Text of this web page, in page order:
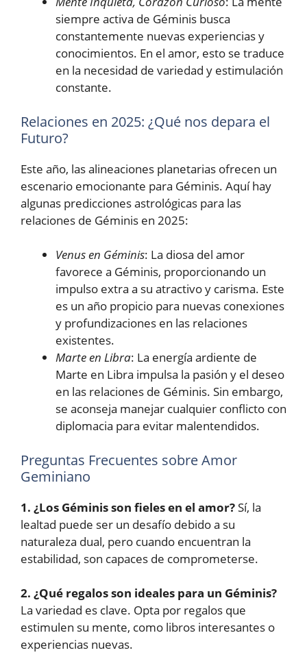
siempre activa de Géminis busca
constantemente nuevas experiencias y
conocimientos. En el amor, esto se traduce
en la necesidad de variedad y estimulación
constante.
Relaciones en 2025: ¿Qué nos depara el
Futuro?
Este año, las alineaciones planetarias ofrecen un
escenario emocionante para Géminis. Aquí hay
algunas predicciones astrológicas para las
relaciones de Géminis en 2025:
Venus en Géminis: La diosa del amor
favorece a Géminis, proporcionando un
impulso extra a su atractivo y carisma. Este
es un año propicio para nuevas conexiones
y profundizaciones en las relaciones
existentes.
Marte en Libra: La energía ardiente de
Marte en Libra impulsa la pasión y el deseo
en las relaciones de Géminis. Sin embargo,
se aconseja manejar cualquier conflicto con
diplomacia para evitar malentendidos.
Preguntas Frecuentes sobre Amor
Geminiano
1. ¿Los Géminis son fieles en el amor?Sí, la
lealtad puede ser un desafío debido a su
naturaleza dual, pero cuando encuentran la
estabilidad, son capaces de comprometerse.
2. ¿Qué regalos son ideales para un Géminis?
La variedad es clave. Opta por regalos que
estimulen su mente, como libros interesantes o
experiencias nuevas.